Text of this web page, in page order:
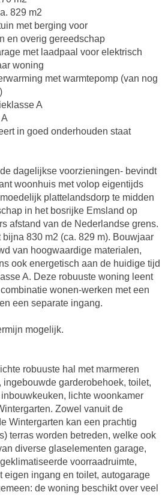
829 m2
met berging voor
en overig gereedschap
met laadpaal voor elektrisch
woning
met warmtepomp (van nog
A
in goed onderhouden staat
dagelijkse voorzieningen- bevindt
woonhuis met volop eigentijds
plattelandsdorp te midden
in het bosrijke Emsland op
afstand van de Nederlandse grens.
830 m2 (ca. 829 m). Bouwjaar
van hoogwaardige materialen,
ook energetisch aan de huidige tijd
A. Deze robuuste woning leent
wonen-werken met een
een separate ingang.
mogelijk.
robuuste hal met marmeren
ingebouwde garderobehoek, toilet,
lichte woonkamer
Zowel vanuit de
Wintergarten kan een prachtig
terras worden betreden, welke ook
diverse glaselementen garage,
voorraadruimte,
eigen ingang en toilet, autogarage
de woning beschikt over veel